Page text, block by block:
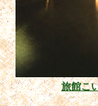
旅館こ